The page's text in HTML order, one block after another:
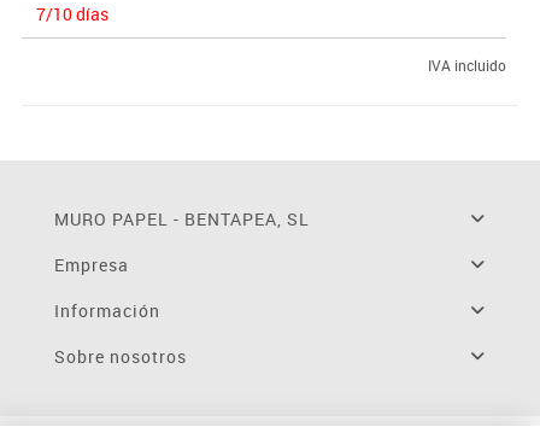
7/10 días
IVA incluido
MURO PAPEL - BENTAPEA, SL
Empresa
Información
Sobre nosotros